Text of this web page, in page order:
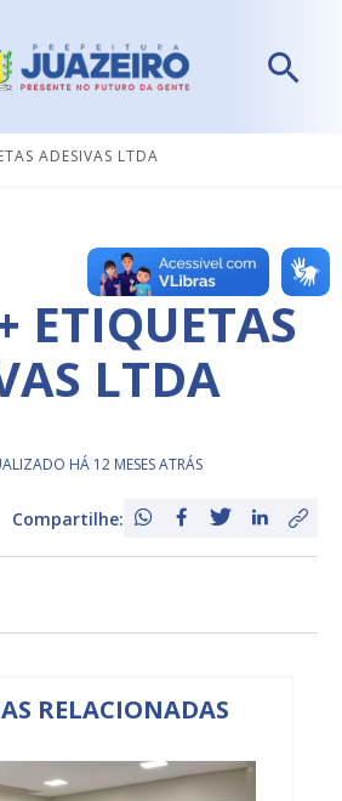
ADESIVAS LTDA
ETIQUETAS
LTDA
HÁ 12 MESES ATRÁS
Compartilhe:
RELACIONADAS